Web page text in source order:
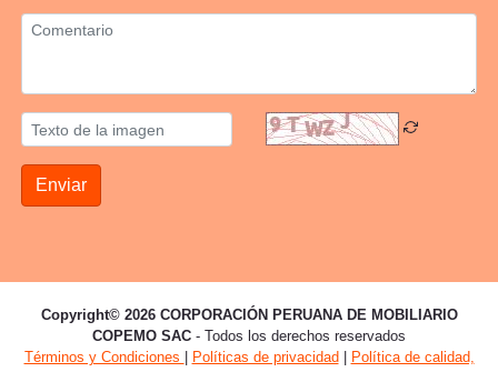
Enviar
Copyright© 2026 CORPORACIÓN PERUANA DE MOBILIARIO
COPEMO SAC - Todos los derechos reservados
Términos y Condiciones
Políticas de privacidad
Política de calidad,